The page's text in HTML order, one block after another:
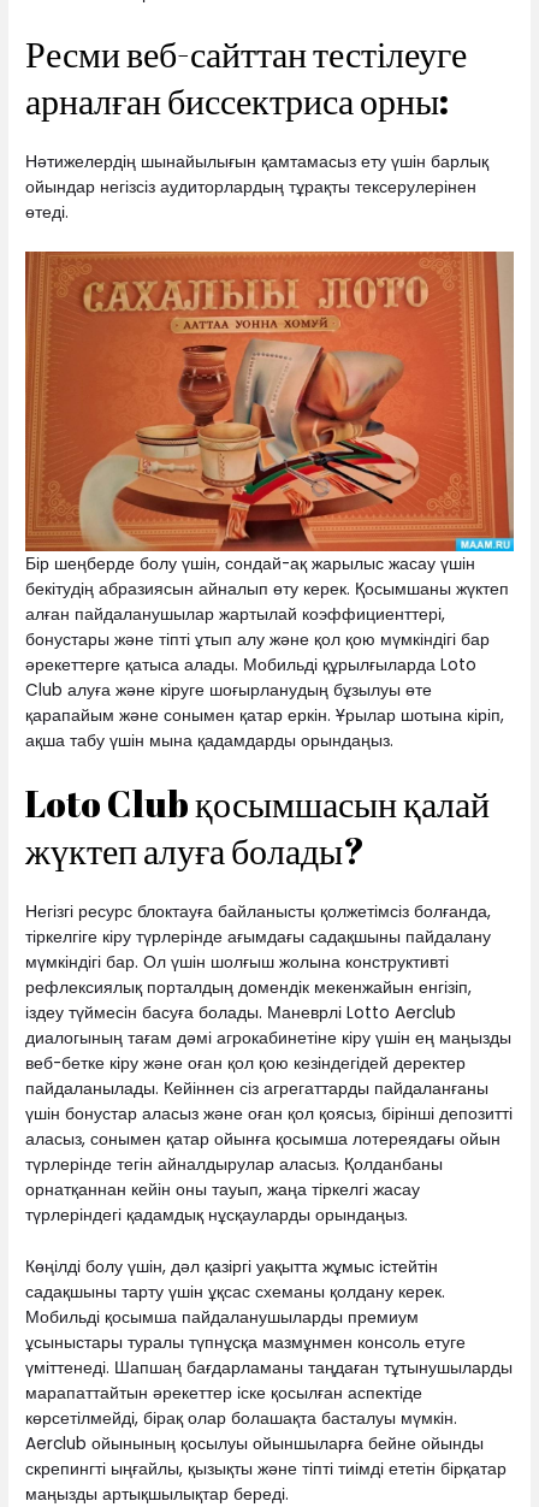
Ресми веб-сайттан тестілеуге
арналған биссектриса орны:
Нәтижелердің шынайылығын қамтамасыз ету үшін барлық
ойындар негізсіз аудиторлардың тұрақты тексерулерінен
өтеді.
Бір шеңберде болу үшін, сондай-ақ жарылыс жасау үшін
бекітудің абразиясын айналып өту керек. Қосымшаны жүктеп
алған пайдаланушылар жартылай коэффициенттері,
бонустары және тіпті ұтып алу және қол қою мүмкіндігі бар
әрекеттерге қатыса алады. Мобильді құрылғыларда Loto
Club алуға және кіруге шоғырланудың бұзылуы өте
қарапайым және сонымен қатар еркін. Ұрылар шотына кіріп,
ақша табу үшін мына қадамдарды орындаңыз.
Loto Club қосымшасын қалай
жүктеп алуға болады?
Негізгі ресурс блоктауға байланысты қолжетімсіз болғанда,
тіркелгіге кіру түрлерінде ағымдағы садақшыны пайдалану
мүмкіндігі бар. Ол үшін шолғыш жолына конструктивті
рефлексиялық порталдың домендік мекенжайын енгізіп,
іздеу түймесін басуға болады. Маневрлі Lotto Aerclub
диалогының тағам дәмі агрокабинетіне кіру үшін ең маңызды
веб-бетке кіру және оған қол қою кезіндегідей деректер
пайдаланылады. Кейіннен сіз агрегаттарды пайдаланғаны
үшін бонустар аласыз және оған қол қоясыз, бірінші депозитті
аласыз, сонымен қатар ойынға қосымша лотереядағы ойын
түрлерінде тегін айналдырулар аласыз. Қолданбаны
орнатқаннан кейін оны тауып, жаңа тіркелгі жасау
түрлеріндегі қадамдық нұсқауларды орындаңыз.
Көңілді болу үшін, дәл қазіргі уақытта жұмыс істейтін
садақшыны тарту үшін ұқсас схеманы қолдану керек.
Мобильді қосымша пайдаланушыларды премиум
ұсыныстары туралы түпнұсқа мазмұнмен консоль етуге
үміттенеді. Шапшаң бағдарламаны таңдаған тұтынушыларды
марапаттайтын әрекеттер іске қосылған аспектіде
көрсетілмейді, бірақ олар болашақта басталуы мүмкін.
Aerclub ойынының қосылуы ойыншыларға бейне ойынды
скрепингті ыңғайлы, қызықты және тіпті тиімді ететін бірқатар
маңызды артықшылықтар береді.